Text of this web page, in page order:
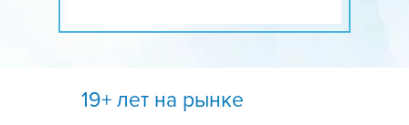
19+ лет на рынке